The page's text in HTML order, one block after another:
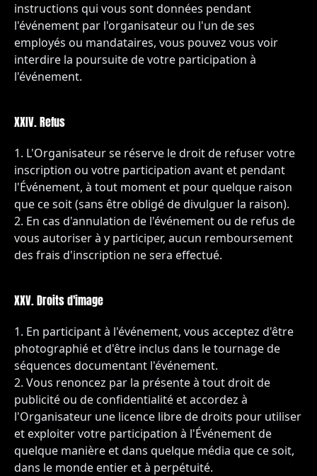
instructions qui vous sont données pendant
l'événement par l'organisateur ou l'un de ses
employés ou mandataires, vous pouvez vous voir
interdire la poursuite de votre participation à
l'événement.
XXIV. Refus
L'Organisateur se réserve le droit de refuser votre
inscription ou votre participation avant et pendant
l'Événement, à tout moment et pour quelque raison
que ce soit (sans être obligé de divulguer la raison).
En cas d'annulation de l'événement ou de refus de
vous autoriser à y participer, aucun remboursement
des frais d'inscription ne sera effectué.
XXV. Droits d'image
En participant à l'événement, vous acceptez d'être
photographié et d'être inclus dans le tournage de
séquences documentant l'événement.
Vous renoncez par la présente à tout droit de
publicité ou de confidentialité et accordez à
l'Organisateur une licence libre de droits pour utiliser
et exploiter votre participation à l'Événement de
quelque manière et dans quelque média que ce soit,
dans le monde entier et à perpétuité.